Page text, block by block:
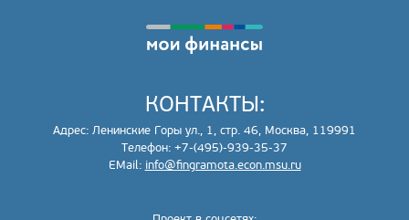
КОНТАКТЫ:
Адрес: Ленинские Горы ул., 1, стр. 46, Москва, 119991
Телефон: +7-(495)-939-35-37
EMail: info@fingramota.econ.msu.ru